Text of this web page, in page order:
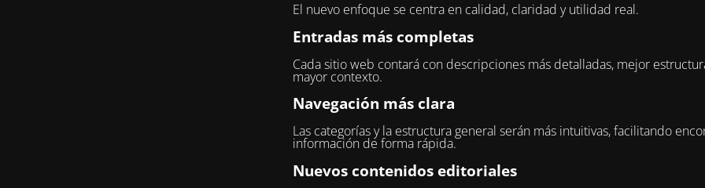
El nuevo enfoque se centra en calidad, claridad y utilidad real.
Entradas más completas
Cada sitio web contará con descripciones más detalladas, mejor
mayor contexto.
Navegación más clara
Las categorías y la estructura general serán más intuitivas, facilitando
información de forma rápida.
Nuevos contenidos editoriales